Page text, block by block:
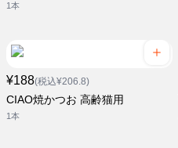
1本
¥188(税込¥206.8)
CIAO焼かつお 高齢猫用
1本